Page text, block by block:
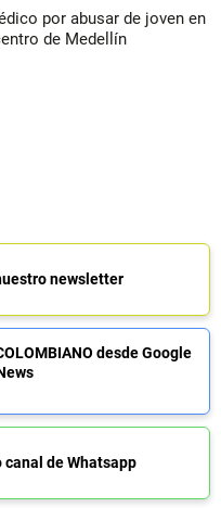
por abusar de joven en
de Medellín
newsletter
desde Google
canal de Whatsapp